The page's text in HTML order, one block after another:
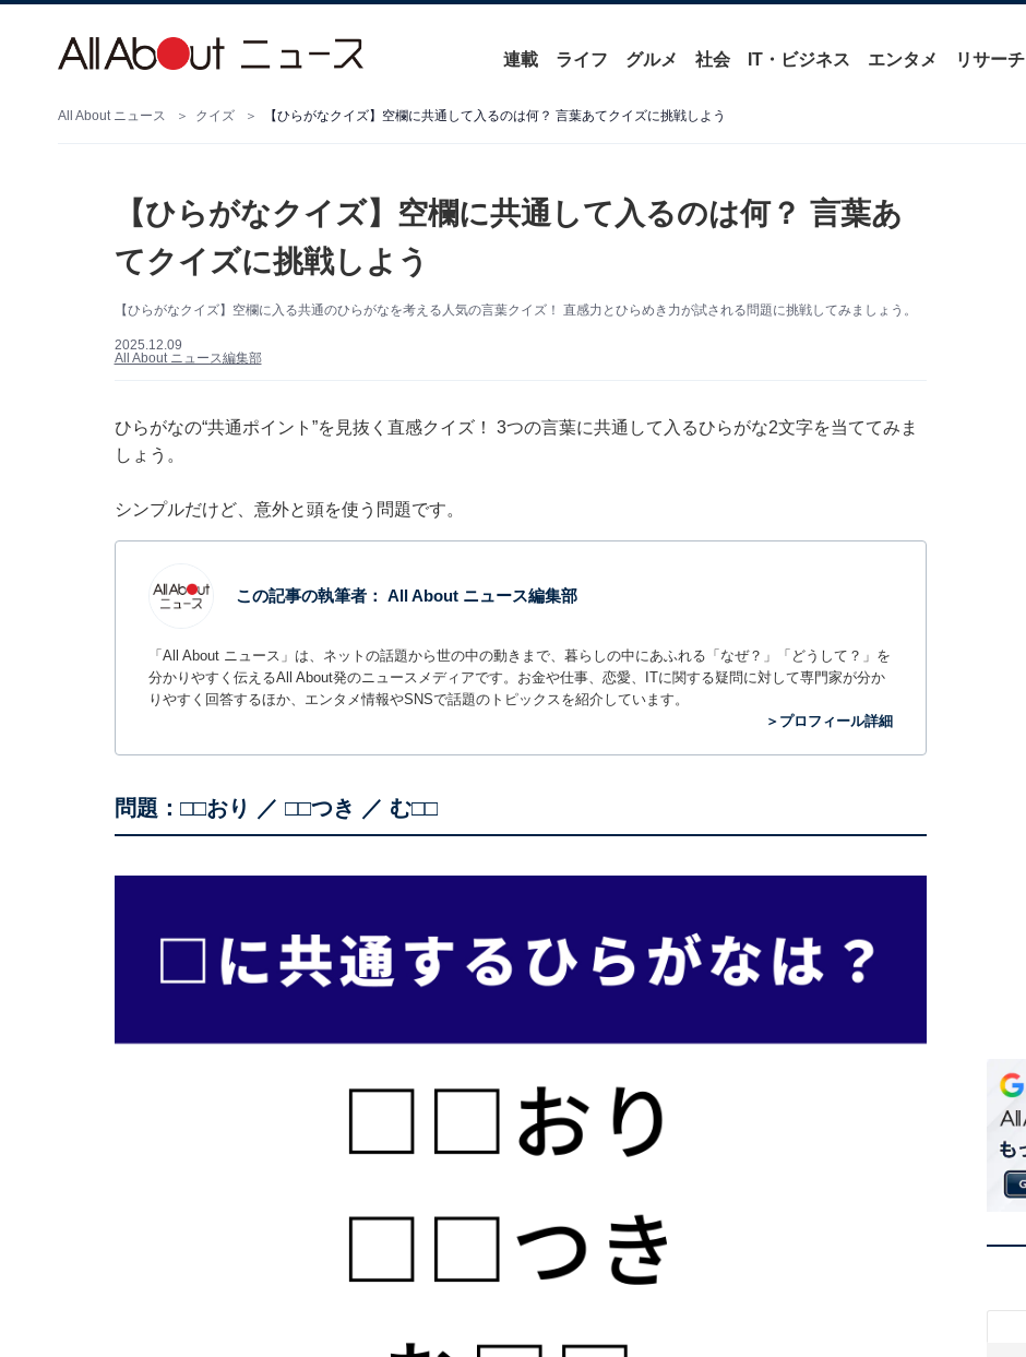
連載 ライフ グルメ 社会 IT・ビジネス エンタメ リサーチ
All About ニュース クイズ 【ひらがなクイズ】空欄に共通して入るのは何？ 言葉あてクイズに挑戦しよう
【ひらがなクイズ】空欄に共通して入るのは何？ 言葉あ
てクイズに挑戦しよう
【ひらがなクイズ】空欄に入る共通のひらがなを考える人気の言葉クイズ！ 直感力とひらめき力が試される問題に挑戦してみましょう。
2025.12.09
All About ニュース編集部
ひらがなの“共通ポイント”を見抜く直感クイズ！ 3つの言葉に共通して入るひらがな2文字を当ててみま
しょう。
シンプルだけど、意外と頭を使う問題です。
この記事の執筆者： All About ニュース編集部
「All About ニュース」は、ネットの話題から世の中の動きまで、暮らしの中にあふれる「なぜ？」「どうして？」を
分かりやすく伝えるAll About発のニュースメディアです。お金や仕事、恋愛、ITに関する疑問に対して専門家が分か
りやすく回答するほか、エンタメ情報やSNSで話題のトピックスを紹介しています。
＞プロフィール詳細
問題：□□おり ／ □□つき ／ む□□